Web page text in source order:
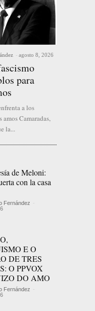
- agosto 8, 2026
para
a los
amos Camaradas,
la...
de Meloni:
con la casa
Fernández -
E O
DE TRES
O PPVOX
DO AMO
Fernández -